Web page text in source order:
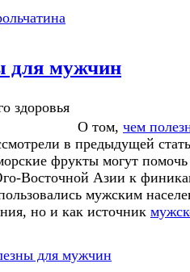
для мужчин
О том, чем
в предыдущей
фрукты могут
Восточной Азии к
мужским
но и как источник
для мужчин